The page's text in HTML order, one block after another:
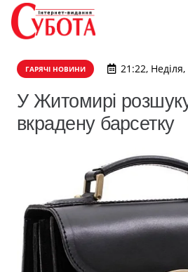
ГАРЯЧІ НОВИНИ 21:22,
У Житомирі
вкрадену барсетку